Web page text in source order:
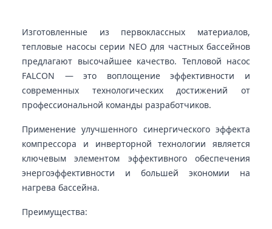
Изготовленные из первоклассных материалов,
тепловые насосы серии NEO для частных бассейнов
предлагают высочайшее качество. Тепловой насос
FALCON — это воплощение эффективности и
современных технологических достижений от
профессиональной команды разработчиков.
Применение улучшенного синергического эффекта
компрессора и инверторной технологии является
ключевым элементом эффективного обеспечения
энергоэффективности и большей экономии на
нагрева бассейна.
Преимущества: